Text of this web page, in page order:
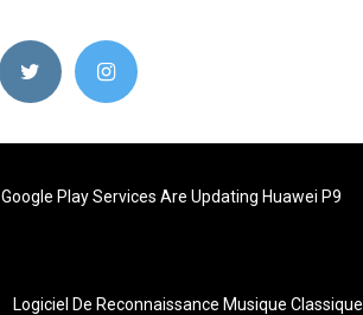
Google Play Services Are Updating Huawei P9
Logiciel De Reconnaissance Musique Classique